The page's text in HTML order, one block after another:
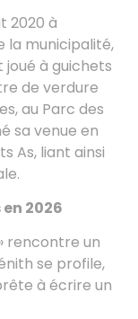
2020 à
la municipalité,
joué à guichets
de verdure
au Parc des
sa venue en
As, liant ainsi
2026
rencontre un
se profile,
à écrire un